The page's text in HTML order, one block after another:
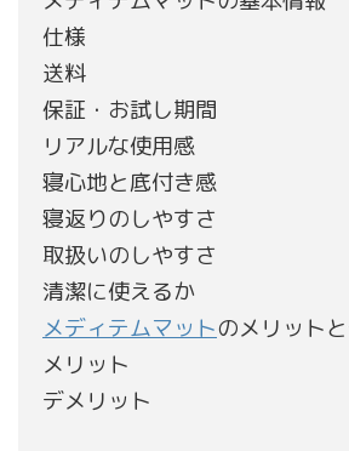
仕様
送料
保証・お試し期間
リアルな使用感
寝心地と底付き感
寝返りのしやすさ
取扱いのしやすさ
清潔に使えるか
メディテムマットのメリット
メリット
デメリット